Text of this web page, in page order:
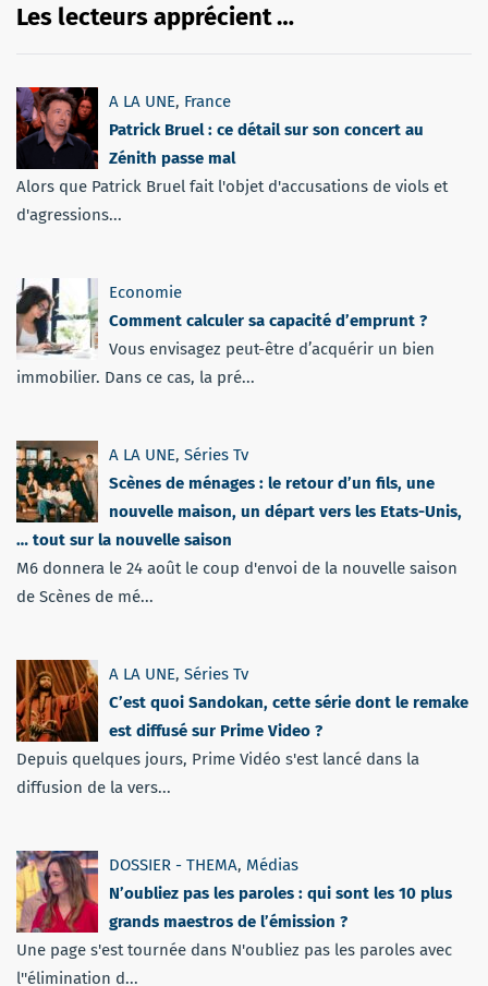
Les lecteurs apprécient …
A LA UNE, France
Patrick Bruel : ce détail sur son concert au
Zénith passe mal
Alors que Patrick Bruel fait l'objet d'accusations de viols et
d'agressions...
Economie
Comment calculer sa capacité d’emprunt ?
Vous envisagez peut-être d’acquérir un bien
immobilier. Dans ce cas, la pré...
A LA UNE, Séries Tv
Scènes de ménages : le retour d’un fils, une
nouvelle maison, un départ vers les Etats-Unis,
… tout sur la nouvelle saison
M6 donnera le 24 août le coup d'envoi de la nouvelle saison
de Scènes de mé...
A LA UNE, Séries Tv
C’est quoi Sandokan, cette série dont le remake
est diffusé sur Prime Video ?
Depuis quelques jours, Prime Vidéo s'est lancé dans la
diffusion de la vers...
DOSSIER - THEMA, Médias
N’oubliez pas les paroles : qui sont les 10 plus
grands maestros de l’émission ?
Une page s'est tournée dans N'oubliez pas les paroles avec
l''élimination d...